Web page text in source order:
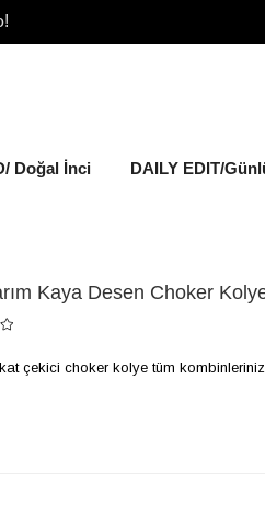
Doğal İnci DAILY EDIT/
Kaya Desen Choker
çekici choker kolye tüm